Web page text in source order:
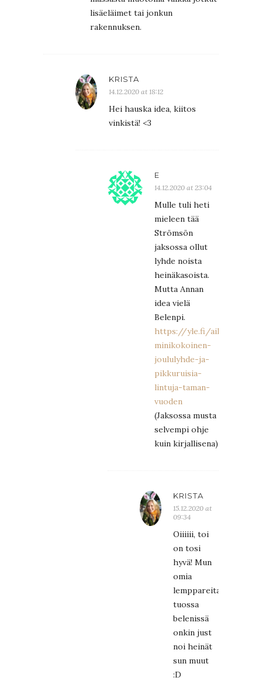
lisäeläimet tai jonkun
rakennuksen.
KRISTA
14.12.2020 at 18:12
Hei hauska idea, kiitos
vinkistä! <3
E
14.12.2020 at 23:04
Mulle tuli heti
mieleen tää
Strömsön
jaksossa ollut
lyhde noista
heinäkasoista.
Mutta Annan
idea vielä
Belenpi.
https://yle.fi/aihe/
minikokoinen-
joululyhde-ja-
pikkuruisia-
lintuja-taman-
vuoden
(Jaksossa musta
selvempi ohje
kuin kirjallisena)
KRISTA
15.12.2020 at
09:34
Oiiiiii, toi
on tosi
hyvä! Mun
omia
lemppareita
tuossa
belenissä
onkin just
noi heinät
sun muut
:D